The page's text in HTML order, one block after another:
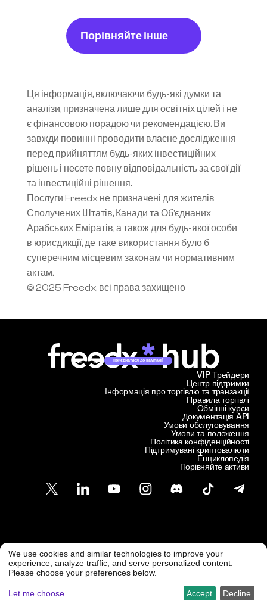
Порівняйте інше
Ця інформація, включаючи будь-які думки та
аналізи, призначена лише для освітніх цілей і не
є фінансовою порадою чи рекомендацією. Ви
завжди повинні проводити власне дослідження
перед прийняттям будь-яких інвестиційних
рішень і несете повну відповідальність за свої дії
та інвестиційні рішення.
Послуги Freedx не призначені для жителів
Сполучених Штатів, Канади та Об’єднаних
Арабських Еміратів, а також для будь-якої особи
в юрисдикції, де таке використання було б
суперечним місцевим законам чи нормативним
актам.
© 2025 Freedx, всі права захищено
Приєднатися до кампанії
Центр підтримки
Інформація про торгівлю та транзакції
VIP Трейдери
Правила торгівлі
Обмінні курси
Документація API
Умови обслуговування
Умови та положення
Політика конфіденційності
Підтримувані криптовалюти
Енциклопедія
Порівняйте активи
Підтримка клієнтів
support@freedx.com @ Freedx 2026
We use cookies and similar technologies to improve your
experience, analyze traffic, and serve personalized content.
Please choose your preferences below.
Let me choose Decline
Accept